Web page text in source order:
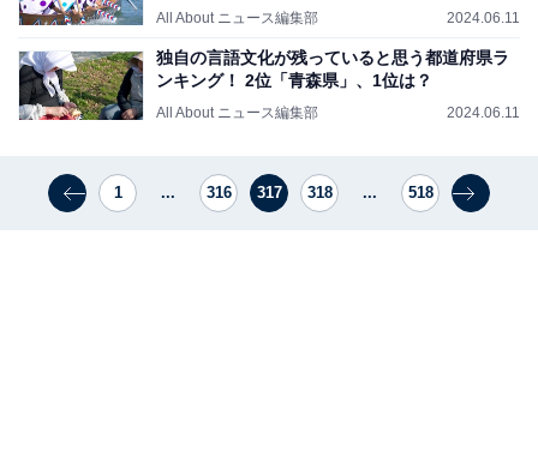
All About ニュース編集部 2024.06.11
独自の言語文化が残っていると思う都道府県ラ
ンキング！ 2位「青森県」、1位は？
All About ニュース編集部 2024.06.11
1 ... 316 317 318 ... 518